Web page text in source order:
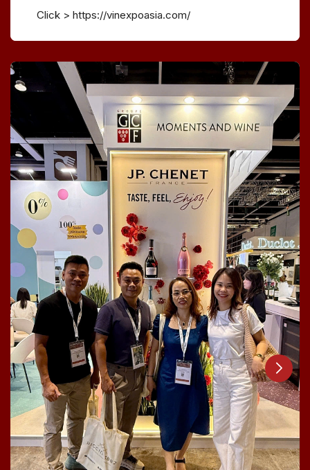
Click > https://vinexpoasia.com/